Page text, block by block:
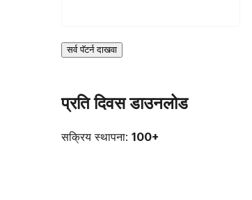
सर्व पॅटर्न दाखवा
प्रति दिवस डाउनलोड
सक्रिय स्थापना: 100+